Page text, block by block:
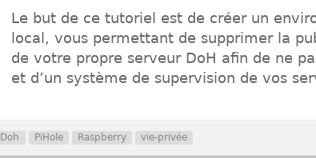
Le but de ce tutoriel est de créer un
local, vous permettant de supprimer la
de votre propre serveur DoH afin de ne
et d’un système de supervision de vos
Doh PiHole Raspberry vie-privée